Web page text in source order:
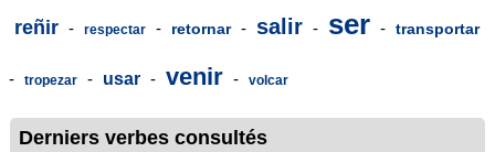
reñir - respectar - retornar - salir - ser - transportar
- tropezar - usar - venir - volcar
Derniers verbes consultés